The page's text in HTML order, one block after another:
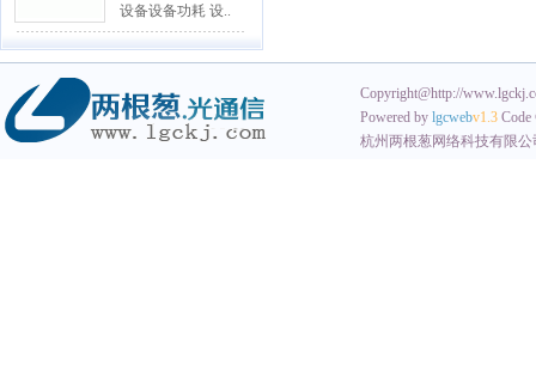
设备设备功耗 设..
Copyright@http://
Powered by lgcwebv1.3
杭州两根葱网络科技有限